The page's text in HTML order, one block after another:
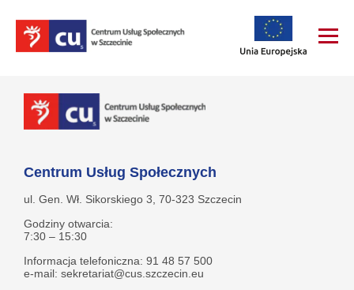
Centrum Usług Społecznych
ul. Gen. Wł. Sikorskiego 3, 70-323 Szczecin
Godziny otwarcia:
7:30 – 15:30
Informacja telefoniczna: 91 48 57 500
e-mail: sekretariat@cus.szczecin.eu